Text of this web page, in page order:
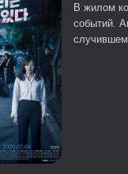
В жилом
событий.